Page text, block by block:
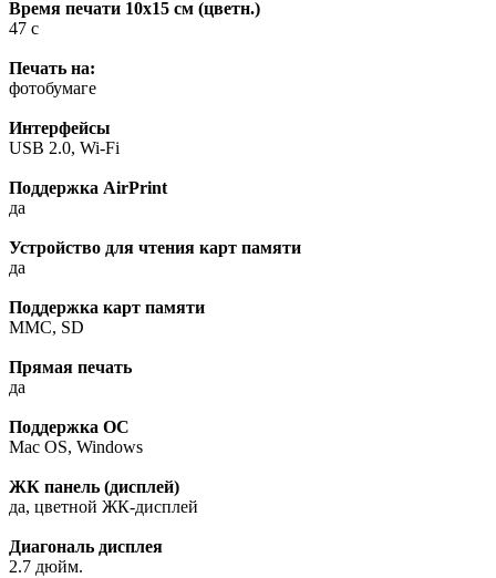
Время печати 10x15 см (цветн.)
47 с
Печать на:
фотобумаге
Интерфейсы
USB 2.0, Wi-Fi
Поддержка AirPrint
да
Устройство для чтения карт памяти
да
Поддержка карт памяти
MMC, SD
Прямая печать
да
Поддержка ОС
Mac OS, Windows
ЖК панель (дисплей)
да, цветной ЖК-дисплей
Диагональ дисплея
2.7 дюйм.